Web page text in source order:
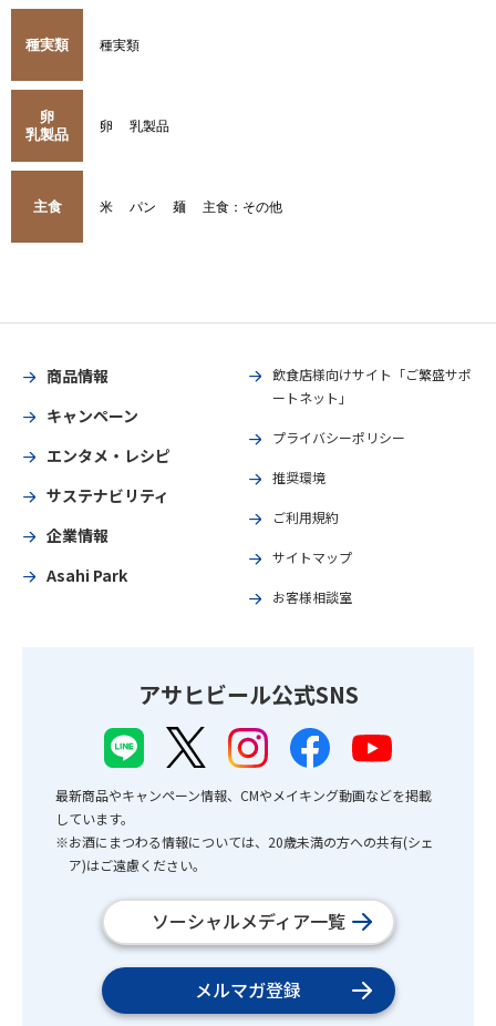
種実類 種実類
卵
乳製品
卵 乳製品
主食 米 パン 麺 主食：その他
商品情報
キャンペーン
エンタメ・レシピ
サステナビリティ
企業情報
Asahi Park
飲食店様向けサイト「ご繁盛サポ
ートネット」
プライバシーポリシー
推奨環境
ご利用規約
サイトマップ
お客様相談室
アサヒビール公式SNS
最新商品やキャンペーン情報、CMやメイキング動画などを掲載
しています。
※お酒にまつわる情報については、20歳未満の方への共有(シェ
ア)はご遠慮ください。
ソーシャルメディア一覧
メルマガ登録